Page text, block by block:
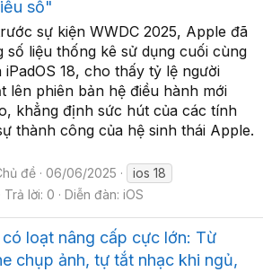
số"
sự kiện WWDC 2025, Apple đã
số liệu thống kê sử dụng cuối cùng
iPadOS 18, cho thấy tỷ lệ người
lên phiên bản hệ điều hành mới
khẳng định sức hút của các tính
thành công của hệ sinh thái Apple.
đề 06/06/2025
ios 18
Trả lời: 0 Diễn đàn: iOS
loạt nâng cấp cực lớn: Từ
chụp ảnh, tự tắt nhạc khi ngủ,